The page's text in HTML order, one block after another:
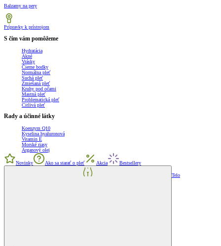
Balzamy na pery
Prípravky k prístrojom
S čím vám pomôžeme
Hydratácia
Akné
Vrásky
Čierne bodky
Normálna pleť
Suchá pleť
Zmiešaná pleť
Kruhy pod očami
Mastná pleť
Problematická pleť
Citlivá pleť
Rady a účinné látky
Koenzym Q10
Kyselina hyaluronová
Vitamin E
Morské riasy
Arganový olej
Novinky Ako sa starať o pleť Akcia Bestsellery
Telo